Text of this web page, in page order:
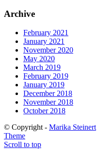
Archive
February 2021
January 2021
November 2020
May 2020
March 2019
February 2019
January 2019
December 2018
November 2018
October 2018
© Copyright - Marika Steinert
Theme
Scroll to top